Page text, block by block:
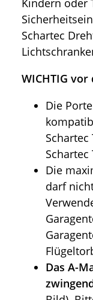
Kindern oder
Schartec
WICHTIG vor
Die
Schartec
Schartec
Die
darf
Das A-